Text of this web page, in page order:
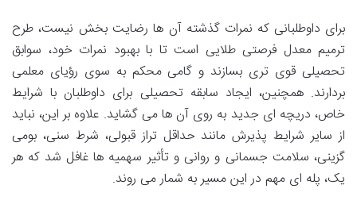
برای داوطلبانی که نمرات گذشته آن ها رضایت بخش نیست، طرح
ترمیم معدل فرصتی طلایی است تا با بهبود نمرات خود، سوابق
تحصیلی قوی تری بسازند و گامی محکم به سوی رؤیای معلمی
بردارند. همچنین، ایجاد سابقه تحصیلی برای داوطلبان با شرایط
خاص، دریچه ای جدید به روی آن ها می گشاید. علاوه بر این، نباید
از سایر شرایط پذیرش مانند حداقل تراز قبولی، شرط سنی، بومی
گزینی، سلامت جسمانی و روانی و تأثیر سهمیه ها غافل شد که هر
یک، پله ای مهم در این مسیر به شمار می روند.